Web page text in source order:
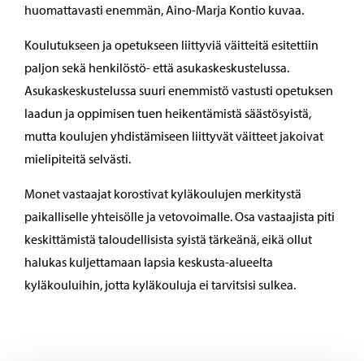
huomattavasti enemmän, Aino-Marja Kontio kuvaa.
Koulutukseen ja opetukseen liittyviä väitteitä esitettiin
paljon sekä henkilöstö- että asukaskeskustelussa.
Asukaskeskustelussa suuri enemmistö vastusti opetuksen
laadun ja oppimisen tuen heikentämistä säästösyistä,
mutta koulujen yhdistämiseen liittyvät väitteet jakoivat
mielipiteitä selvästi.
Monet vastaajat korostivat kyläkoulujen merkitystä
paikalliselle yhteisölle ja vetovoimalle. Osa vastaajista piti
keskittämistä taloudellisista syistä tärkeänä, eikä ollut
halukas kuljettamaan lapsia keskusta-alueelta
kyläkouluihin, jotta kyläkouluja ei tarvitsisi sulkea.